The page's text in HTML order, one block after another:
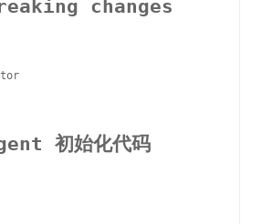
changes
初始化代码